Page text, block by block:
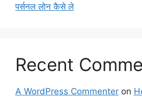
पर्सनल लोन कैसे ले
Recent
A WordPress Commenter on